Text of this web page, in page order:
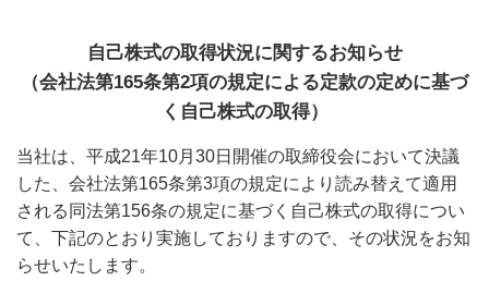
自己株式の取得状況に関するお知らせ
（会社法第165条第2項の規定による定款の定めに基づ
く自己株式の取得）
当社は、平成21年10月30日開催の取締役会において決議
した、会社法第165条第3項の規定により読み替えて適用
される同法第156条の規定に基づく自己株式の取得につい
て、下記のとおり実施しておりますので、その状況をお知
らせいたします。